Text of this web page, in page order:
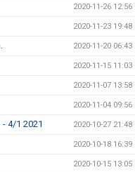
2020-11-26 12:56
2020-11-23 19:48
2020-11-20 06:43
2020-11-15 11:03
2020-11-07 13:58
2020-11-04 09:56
4/1 2021 2020-10-27 21:48
2020-10-18 16:39
2020-10-15 13:05